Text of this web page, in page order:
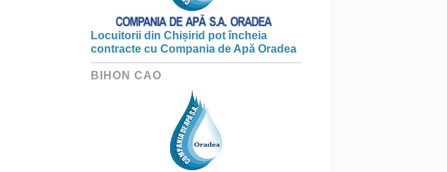
Locuitorii din Chișirid pot încheia
contracte cu Compania de Apă Oradea
BIHON CAO